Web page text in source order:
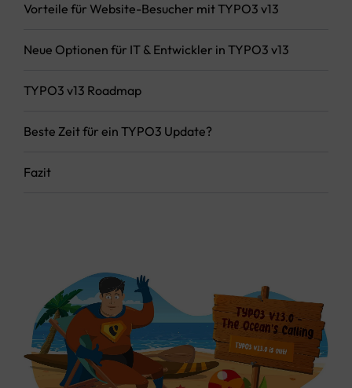
Vorteile für Website-Besucher mit TYPO3 v13
Neue Optionen für IT & Entwickler in TYPO3 v13
TYPO3 v13 Roadmap
Beste Zeit für ein TYPO3 Update?
Fazit